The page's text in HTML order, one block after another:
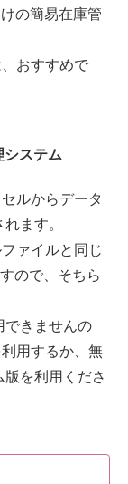
の簡易在庫管
おすすめで
ステム
ルからデータ
ます。
ァイルと同じ
ので、そちら
できませんの
用するか、無
を利用くださ